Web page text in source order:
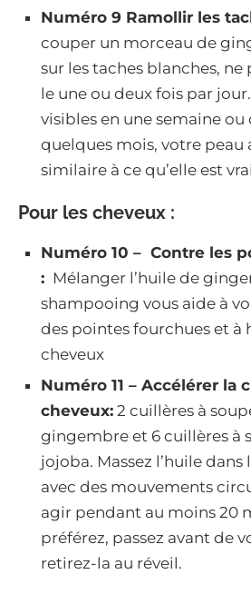
Numéro 9 Ramollir les
couper un morceau de
sur les taches blanches, ne
le une ou deux fois par
visibles en une semaine ou
quelques mois, votre peau
similaire à ce qu’elle est
Pour les cheveux :
Numéro 10 – Contre les
: Mélanger l’huile de
shampooing vous aide à
des pointes fourchues et à
cheveux
Numéro 11 – Accélérer la
cheveux: 2 cuillères à
gingembre et 6 cuillères à
jojoba. Massez l’huile dans
avec des mouvements
agir pendant au moins 20
préférez, passez avant de
retirez-la au réveil.